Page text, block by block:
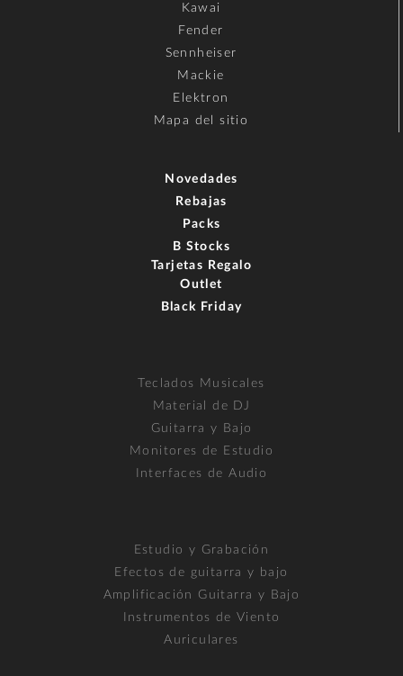
Kawai
Fender
Sennheiser
Mackie
Elektron
Mapa del sitio
Novedades
Rebajas
Packs
B Stocks
Tarjetas Regalo
Outlet
Black Friday
Teclados Musicales
Material de DJ
Guitarra y Bajo
Monitores de Estudio
Interfaces de Audio
Estudio y Grabación
Efectos de guitarra y bajo
Amplificación Guitarra y Bajo
Instrumentos de Viento
Auriculares